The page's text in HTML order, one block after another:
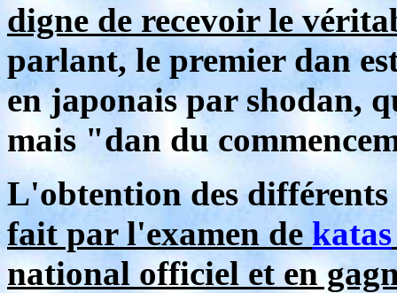
digne de recevoir le
parlant, le premier dan
en japonais par shodan,
mais "dan du
L'obtention des
fait par l'examen de katas
national officiel et en